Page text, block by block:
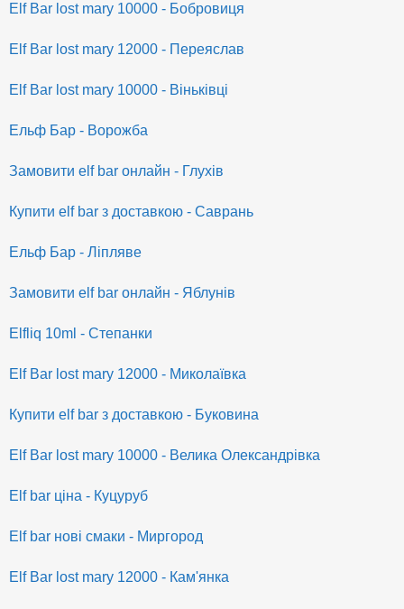
Elf Bar lost mary 10000 - Бобровиця
Elf Bar lost mary 12000 - Переяслав
Elf Bar lost mary 10000 - Віньківці
Ельф Бар - Ворожба
Замовити elf bar онлайн - Глухів
Купити elf bar з доставкою - Саврань
Ельф Бар - Ліпляве
Замовити elf bar онлайн - Яблунів
Elfliq 10ml - Степанки
Elf Bar lost mary 12000 - Миколаївка
Купити elf bar з доставкою - Буковина
Elf Bar lost mary 10000 - Велика Олександрівка
Elf bar ціна - Куцуруб
Elf bar нові смаки - Миргород
Elf Bar lost mary 12000 - Кам'янка